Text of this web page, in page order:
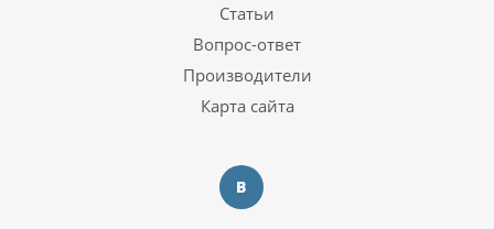
Статьи
Вопрос-ответ
Производители
Карта сайта